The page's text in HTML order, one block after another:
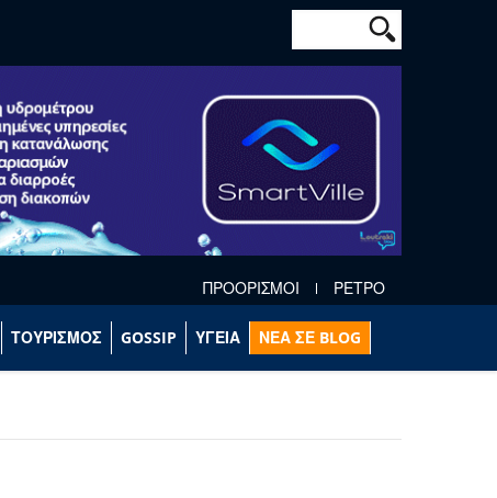
Φόρμα
Αναζήτηση
ΠΡΟΟΡΙΣΜΟΙ ΡΕΤΡΟ
ΤΟΥΡΙΣΜΟΣ GOSSIP ΥΓΕΙΑ ΝΕΑ ΣΕ BLOG